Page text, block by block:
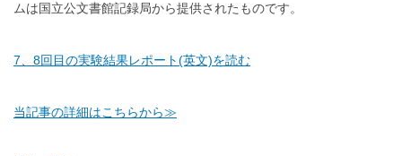
ムは国立公文書館記録局から提供されたものです。
7、8回目の実験結果レポート(英文)を読む
当記事の詳細はこちらから≫